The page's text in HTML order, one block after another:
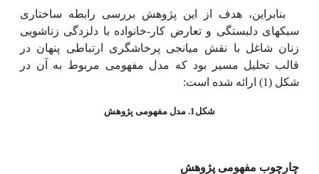
بنابراین، هدف از این پژوهش بررسی رابطه ساختاری
سبکهای دلبستگی و تعارض کار-خانواده با دلزدگی زناشویی
زنان شاغل با نقش میانجی پرخاشگری ارتباطی پنهان در
قالب تحلیل مسیر بود که مدل مفهومی مربوط به آن در
شکل (1) ارائه شده است:
شکل1. مدل مفهومی پژوهش
چارچوب مفهومی پژوهش